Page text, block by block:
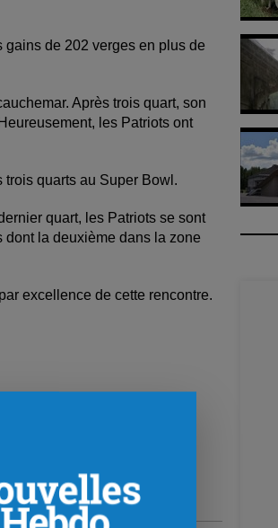
de 202 verges en plus de
Après trois quart, son
les Patriots ont
trois quarts au Super Bowl.
quart, les Patriots se sont
la deuxième dans la zone
excellence de cette rencontre.